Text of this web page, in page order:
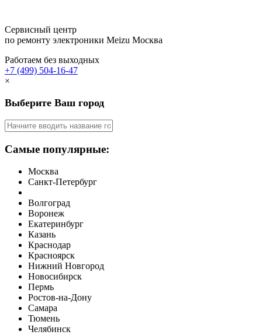
Сервисный центр
по ремонту электроники Meizu Москва
Работаем без выходных
+7 (499) 504-16-47
×
Выберите Ваш город
Самые популярные:
Москва
Санкт-Петербург
Волгоград
Воронеж
Екатеринбург
Казань
Краснодар
Красноярск
Нижний Новгород
Новосибирск
Пермь
Ростов-на-Дону
Самара
Тюмень
Челябинск